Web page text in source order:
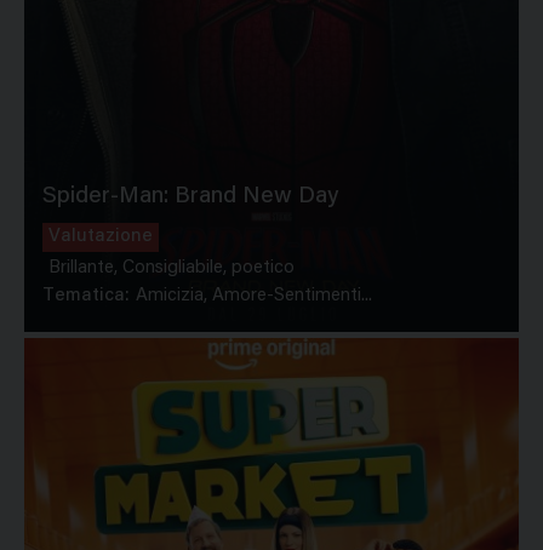
Spider-Man: Brand New Day
Valutazione
Brillante, Consigliabile, poetico
Tematica: Amicizia, Amore-Sentimenti...